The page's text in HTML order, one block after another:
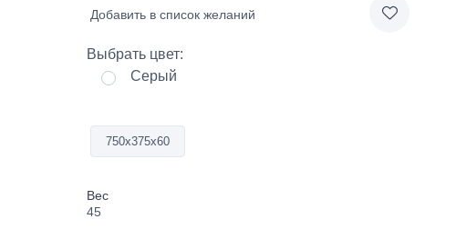
Добавить в список желаний
Выбрать цвет:
Серый
750х375х60
Вес
45